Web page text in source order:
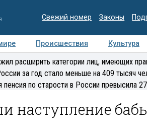
Свежий номер Законы
Происшествия Культура
Медиацентр Интервью
расширить категории лиц, имеющих
за год стало меньше на 409 тысяч
по старости в России превысила